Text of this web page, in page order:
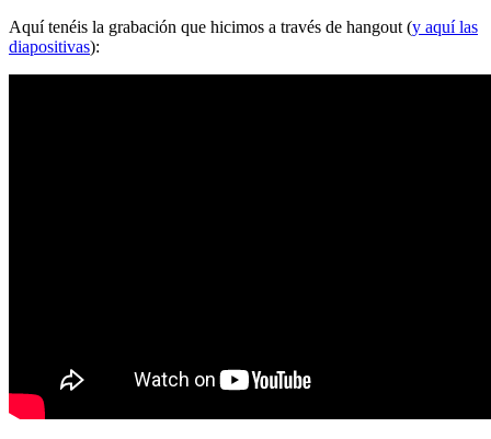
Aquí tenéis la grabación que hicimos a través de hangout (y aquí las
diapositivas):